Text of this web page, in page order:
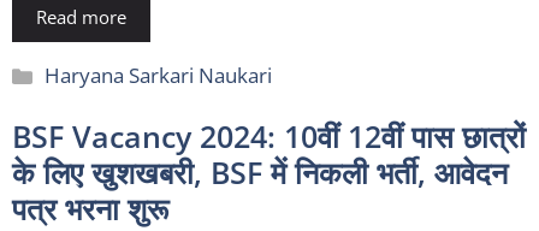
Read more
Categories
Haryana Sarkari Naukari
BSF Vacancy 2024: 10वीं 12वीं पास छात्रों
के लिए खुशखबरी, BSF में निकली भर्ती, आवेदन
पत्र भरना शुरू